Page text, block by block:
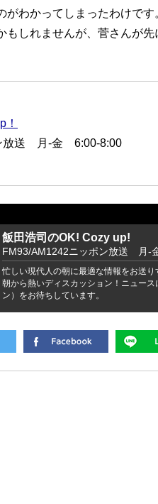
がわかってしまったわけで
もしれませんが、菅さんが
放送 月-金 6:00-8:00
飯田浩司のOK! Cozy up!
FM93/AM1242ニッポン放送 月
忙しい現代人の朝に最適な情報をお送
朝から熱いディスカッション！ニュー
ン）をお待ちしています。